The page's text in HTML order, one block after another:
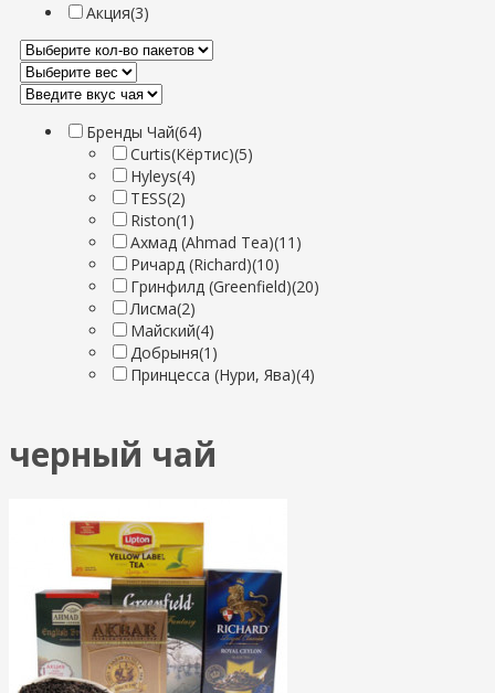
Акция(3)
Бренды Чай(64)
Curtis(Кёртис)(5)
Hyleys(4)
TESS(2)
Riston(1)
Ахмад (Ahmad Tea)(11)
Ричард (Richard)(10)
Гринфилд (Greenfield)(20)
Лисма(2)
Майский(4)
Добрыня(1)
Принцесса (Нури, Ява)(4)
черный чай